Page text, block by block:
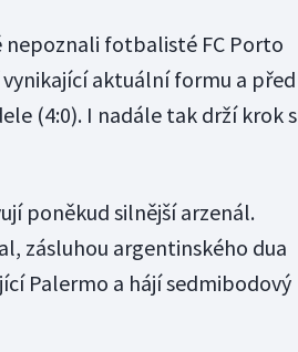
nepoznali fotbalisté FC Porto
aktuální formu a před
(4:0). I nadále tak drží krok s
poněkud silnější arzenál.
zásluhou argentinského dua
Palermo a hájí sedmibodový